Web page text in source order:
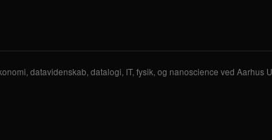
datavidenskab, datalogi, IT, fysik, og nanoscience ved Aarhus